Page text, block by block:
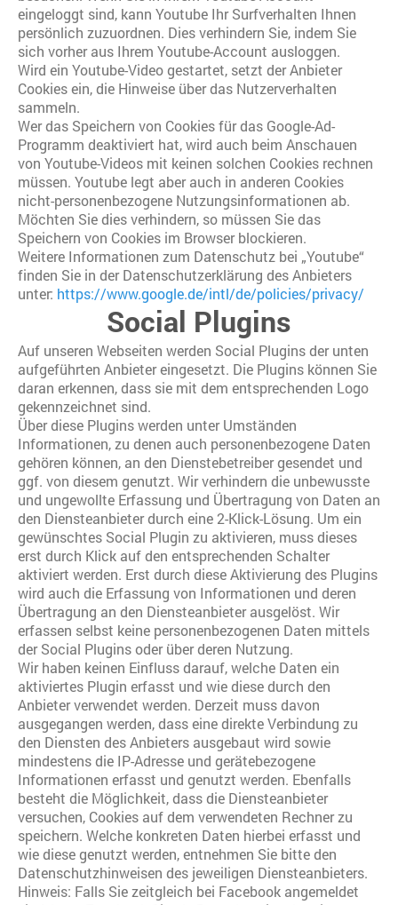
eingeloggt sind, kann Youtube Ihr Surfverhalten Ihnen
persönlich zuzuordnen. Dies verhindern Sie, indem Sie
sich vorher aus Ihrem Youtube-Account ausloggen.
Wird ein Youtube-Video gestartet, setzt der Anbieter
Cookies ein, die Hinweise über das Nutzerverhalten
sammeln.
Wer das Speichern von Cookies für das Google-Ad-
Programm deaktiviert hat, wird auch beim Anschauen
von Youtube-Videos mit keinen solchen Cookies rechnen
müssen. Youtube legt aber auch in anderen Cookies
nicht-personenbezogene Nutzungsinformationen ab.
Möchten Sie dies verhindern, so müssen Sie das
Speichern von Cookies im Browser blockieren.
Weitere Informationen zum Datenschutz bei „Youtube“
finden Sie in der Datenschutzerklärung des Anbieters
unter: https://www.google.de/intl/de/policies/privacy/
Social Plugins
Auf unseren Webseiten werden Social Plugins der unten
aufgeführten Anbieter eingesetzt. Die Plugins können Sie
daran erkennen, dass sie mit dem entsprechenden Logo
gekennzeichnet sind.
Über diese Plugins werden unter Umständen
Informationen, zu denen auch personenbezogene Daten
gehören können, an den Dienstebetreiber gesendet und
ggf. von diesem genutzt. Wir verhindern die unbewusste
und ungewollte Erfassung und Übertragung von Daten an
den Diensteanbieter durch eine 2-Klick-Lösung. Um ein
gewünschtes Social Plugin zu aktivieren, muss dieses
erst durch Klick auf den entsprechenden Schalter
aktiviert werden. Erst durch diese Aktivierung des Plugins
wird auch die Erfassung von Informationen und deren
Übertragung an den Diensteanbieter ausgelöst. Wir
erfassen selbst keine personenbezogenen Daten mittels
der Social Plugins oder über deren Nutzung.
Wir haben keinen Einfluss darauf, welche Daten ein
aktiviertes Plugin erfasst und wie diese durch den
Anbieter verwendet werden. Derzeit muss davon
ausgegangen werden, dass eine direkte Verbindung zu
den Diensten des Anbieters ausgebaut wird sowie
mindestens die IP-Adresse und gerätebezogene
Informationen erfasst und genutzt werden. Ebenfalls
besteht die Möglichkeit, dass die Diensteanbieter
versuchen, Cookies auf dem verwendeten Rechner zu
speichern. Welche konkreten Daten hierbei erfasst und
wie diese genutzt werden, entnehmen Sie bitte den
Datenschutzhinweisen des jeweiligen Diensteanbieters.
Hinweis: Falls Sie zeitgleich bei Facebook angemeldet